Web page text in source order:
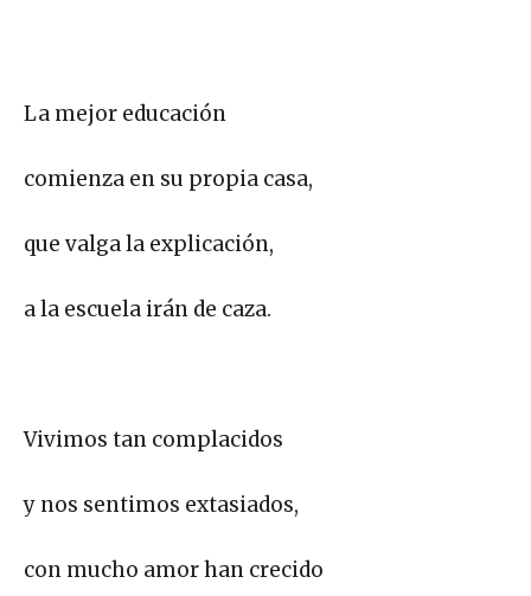
La mejor educación
comienza en su propia casa,
que valga la explicación,
a la escuela irán de caza.
Vivimos tan complacidos
y nos sentimos extasiados,
con mucho amor han crecido